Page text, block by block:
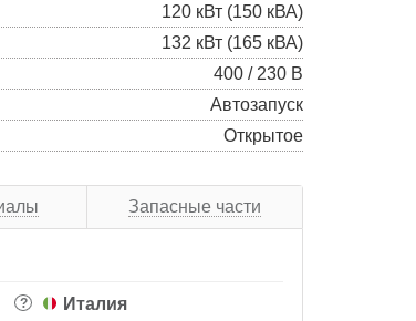
120 кВт (150 кВА)
132 кВт (165 кВА)
400 / 230 В
Автозапуск
Открытое
Запасные части
? Италия